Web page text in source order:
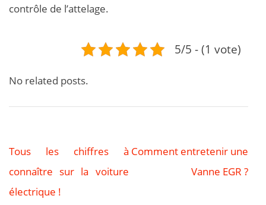
contrôle de l’attelage.
5/5 - (1 vote)
No related posts.
Navigation
de
Tous les chiffres à
connaître sur la voiture
électrique !
Comment entretenir une
Vanne EGR ?